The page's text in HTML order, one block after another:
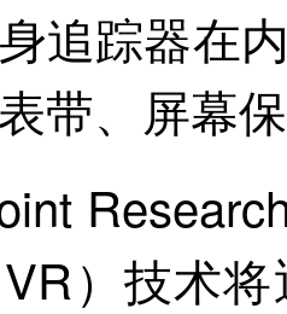
追踪器在
带、屏幕
）技术